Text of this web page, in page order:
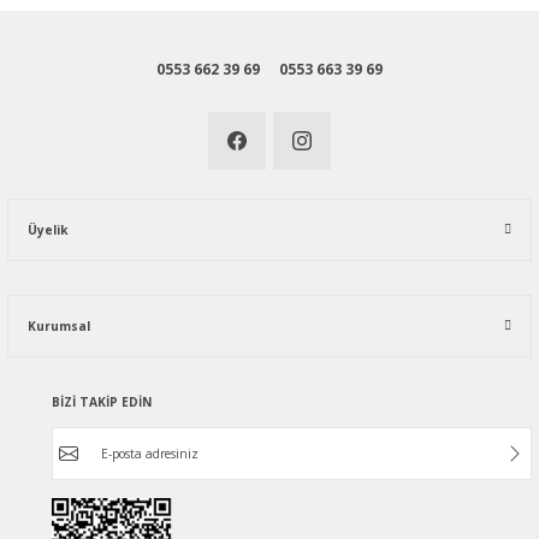
0553 662 39 69 0553 663 39 69
Üyelik
Kurumsal
BİZİ TAKİP EDİN